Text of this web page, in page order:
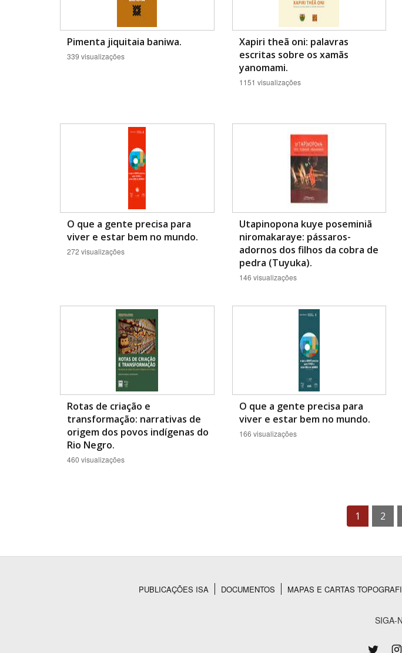
Pimenta jiquitaia baniwa.
339 visualizações
Xapiri theã oni: palavras
escritas sobre os xamãs
yanomami.
1151 visualizações
O que a gente precisa para
viver e estar bem no mundo.
272 visualizações
Utapinopona kuye poseminiã
niromakaraye: pássaros-
adornos dos filhos da cobra de
pedra (Tuyuka).
146 visualizações
Rotas de criação e
transformação: narrativas de
origem dos povos indígenas do
Rio Negro.
460 visualizações
O que a gente precisa para
viver e estar bem no mundo.
166 visualizações
1 2
PUBLICAÇÕES ISA DOCUMENTOS MAPAS E CARTAS
SIGA-